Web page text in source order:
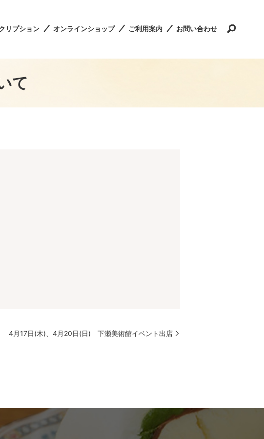
リプション オンラインショップ ご利用案内 お問い合わせ
て
4月17日(木)、4月20日(日) 下瀬美術館イベント出店